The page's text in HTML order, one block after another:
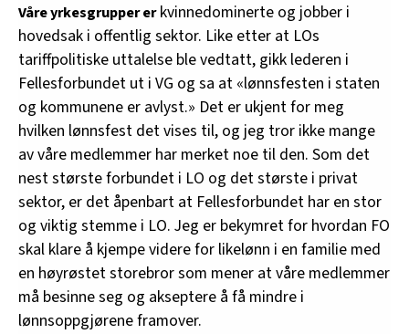
Våre yrkesgrupper erkvinnedominerte og jobber i
hovedsak i offentlig sektor. Like etter at LOs
tariffpolitiske uttalelse ble vedtatt, gikk lederen i
Fellesforbundet ut i VG og sa at «lønnsfesten i staten
og kommunene er avlyst.» Det er ukjent for meg
hvilken lønnsfest det vises til, og jeg tror ikke mange
av våre medlemmer har merket noe til den. Som det
nest største forbundet i LO og det største i privat
sektor, er det åpenbart at Fellesforbundet har en stor
og viktig stemme i LO. Jeg er bekymret for hvordan FO
skal klare å kjempe videre for likelønn i en familie med
en høyrøstet storebror som mener at våre medlemmer
må besinne seg og akseptere å få mindre i
lønnsoppgjørene framover.